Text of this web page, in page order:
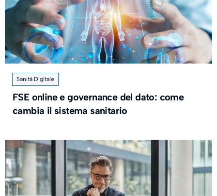
Sanità Digitale
FSE online e governance del dato: come
cambia il sistema sanitario